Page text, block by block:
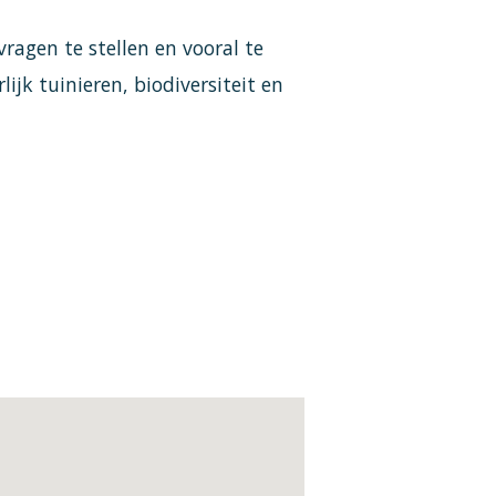
te stellen en vooral te
tuinieren, biodiversiteit en